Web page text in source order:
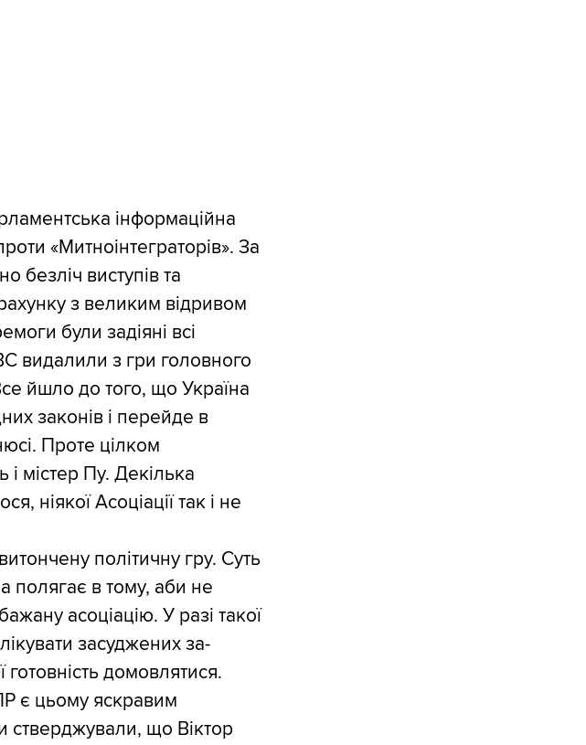
інформаційна
«Митноінтеграторів». За
безліч виступів та
з великим відривом
були задіяні всі
видалили з гри головного
йшло до того, що Україна
законів і перейде в
Проте цілком
містер Пу. Декілька
ніякої Асоціації так і не
політичну гру. Суть
полягає в тому, аби не
асоціацію. У разі такої
засуджених за-
домовлятися.
є цьому яскравим
стверджували, що Віктор